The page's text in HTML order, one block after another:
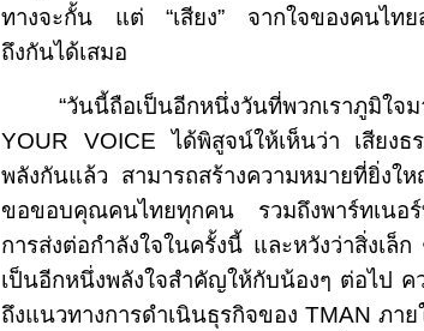
ทางจะกั้น แต่ “เสียง” จากใจของคนไทย
ถึงกันได้เสมอ
“วันนี้ถือเป็นอีกหนึ่งวันที่พวกเราภูมิใ
YOUR VOICEได้พิสูจน์ให้เห็นว่า เสียงธ
พลังกันแล้ว สามารถสร้างความหมายที่ยิ่งใ
ขอขอบคุณคนไทยทุกคน รวมถึงพาร์ทเนอ
การส่งต่อกำลังใจในครั้งนี้ และหวังว่าสิ่งเ
เป็นอีกหนึ่งพลังใจสำคัญให้กับน้องๆ ต่อไป ค
ถึงแนวทางการดำเนินธุรกิจของ TMAN ภาย